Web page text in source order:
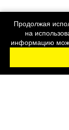
Продолжая
на
информацию